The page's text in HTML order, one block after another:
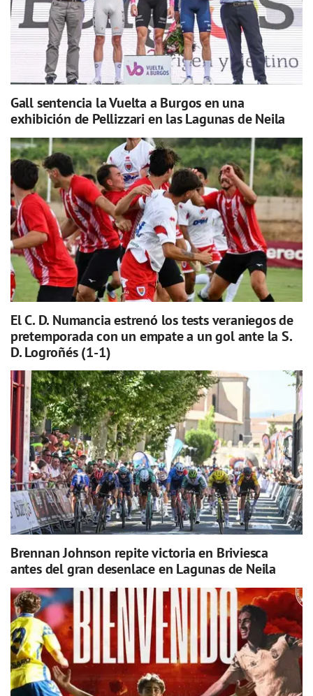
Gall sentencia la Vuelta a Burgos en una
exhibición de Pellizzari en las Lagunas de Neila
El C. D. Numancia estrenó los tests veraniegos de
pretemporada con un empate a un gol ante la S.
D. Logroñés (1-1)
Brennan Johnson repite victoria en Briviesca
antes del gran desenlace en Lagunas de Neila